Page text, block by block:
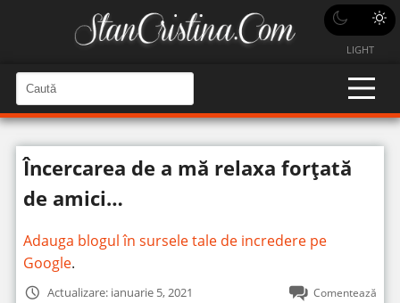
LIGHT
a
u
t
C
a
u
î
n
i
t
Încercarea de a mă relaxa forțată
de amici…
Adauga blogul în sursele tale de incredere pe
Google.
Actualizare: ianuarie 5, 2021 Comentează